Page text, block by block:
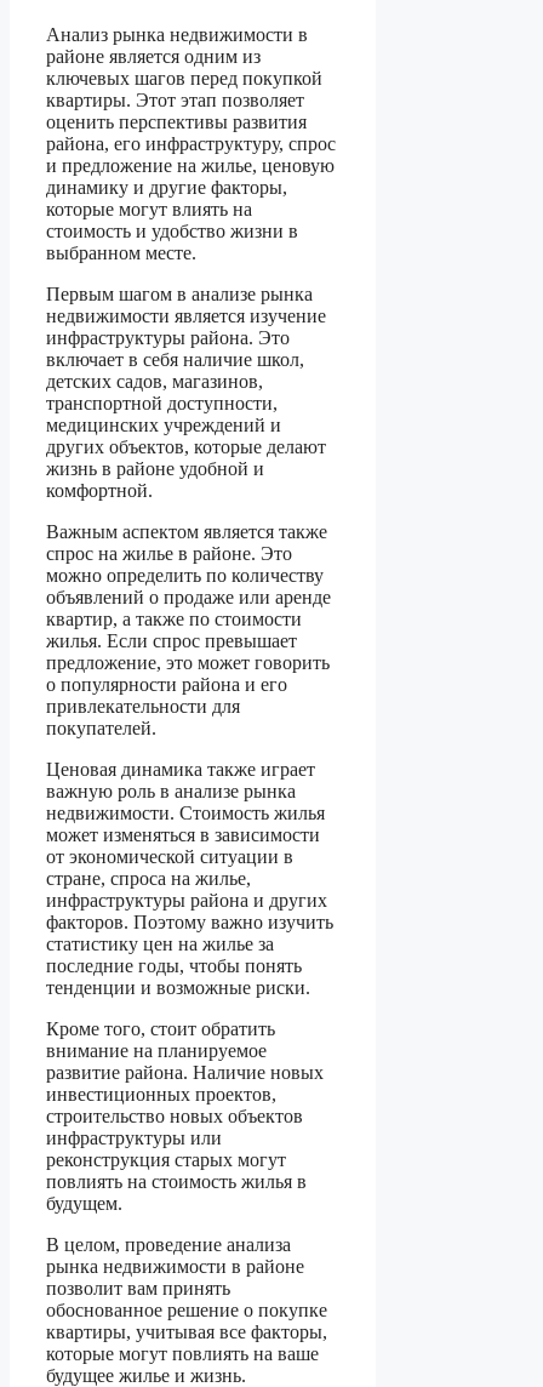
Анализ рынка недвижимости в
районе является одним из
ключевых шагов перед покупкой
квартиры. Этот этап позволяет
оценить перспективы развития
района, его инфраструктуру, спрос
и предложение на жилье, ценовую
динамику и другие факторы,
которые могут влиять на
стоимость и удобство жизни в
выбранном месте.
Первым шагом в анализе рынка
недвижимости является изучение
инфраструктуры района. Это
включает в себя наличие школ,
детских садов, магазинов,
транспортной доступности,
медицинских учреждений и
других объектов, которые делают
жизнь в районе удобной и
комфортной.
Важным аспектом является также
спрос на жилье в районе. Это
можно определить по количеству
объявлений о продаже или аренде
квартир, а также по стоимости
жилья. Если спрос превышает
предложение, это может говорить
о популярности района и его
привлекательности для
покупателей.
Ценовая динамика также играет
важную роль в анализе рынка
недвижимости. Стоимость жилья
может изменяться в зависимости
от экономической ситуации в
стране, спроса на жилье,
инфраструктуры района и других
факторов. Поэтому важно изучить
статистику цен на жилье за
последние годы, чтобы понять
тенденции и возможные риски.
Кроме того, стоит обратить
внимание на планируемое
развитие района. Наличие новых
инвестиционных проектов,
строительство новых объектов
инфраструктуры или
реконструкция старых могут
повлиять на стоимость жилья в
будущем.
В целом, проведение анализа
рынка недвижимости в районе
позволит вам принять
обоснованное решение о покупке
квартиры, учитывая все факторы,
которые могут повлиять на ваше
будущее жилье и жизнь.